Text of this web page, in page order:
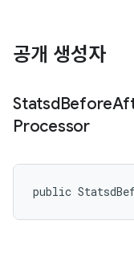
공개 생성자
StatsdBefore
Processor
public